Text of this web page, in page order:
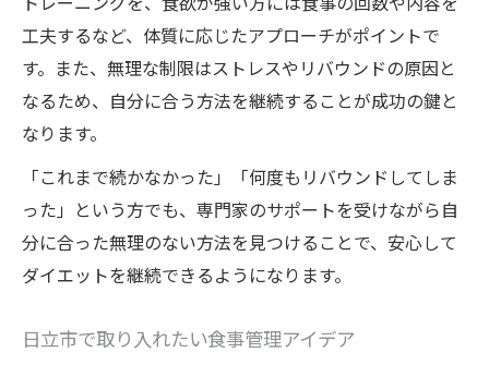
工夫するなど、体質に応じたアプローチがポイントで
す。また、無理な制限はストレスやリバウンドの原因と
なるため、自分に合う方法を継続することが成功の鍵と
なります。
「これまで続かなかった」「何度もリバウンドしてしま
った」という方でも、専門家のサポートを受けながら自
分に合った無理のない方法を見つけることで、安心して
ダイエットを継続できるようになります。
日立市で取り入れたい食事管理アイデア